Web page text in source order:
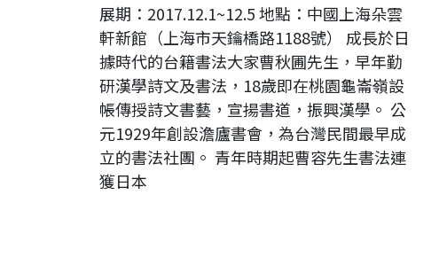
展期：2017.12.1~12.5 地點：中國上海朵雲
軒新館（上海市天鑰橋路1188號） 成長於日
據時代的台籍書法大家曹秋圃先生，早年勤
研漢學詩文及書法，18歲即在桃園龜崙嶺設
帳傳授詩文書藝，宣揚書道，振興漢學。 公
元1929年創設澹廬書會，為台灣民間最早成
立的書法社團。 青年時期起曹容先生書法連
獲日本